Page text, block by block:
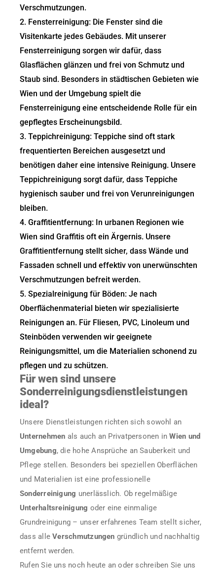
Verschmutzungen.
2. Fensterreinigung: Die Fenster sind die
Visitenkarte jedes Gebäudes. Mit unserer
Fensterreinigung sorgen wir dafür, dass
Glasflächen glänzen und frei von Schmutz und
Staub sind. Besonders in städtischen Gebieten wie
Wien und der Umgebung spielt die
Fensterreinigung eine entscheidende Rolle für ein
gepflegtes Erscheinungsbild.
3. Teppichreinigung: Teppiche sind oft stark
frequentierten Bereichen ausgesetzt und
benötigen daher eine intensive Reinigung. Unsere
Teppichreinigung sorgt dafür, dass Teppiche
hygienisch sauber und frei von Verunreinigungen
bleiben.
4. Graffitientfernung: In urbanen Regionen wie
Wien sind Graffitis oft ein Ärgernis. Unsere
Graffitientfernung stellt sicher, dass Wände und
Fassaden schnell und effektiv von unerwünschten
Verschmutzungen befreit werden.
5. Spezialreinigung für Böden: Je nach
Oberflächenmaterial bieten wir spezialisierte
Reinigungen an. Für Fliesen, PVC, Linoleum und
Steinböden verwenden wir geeignete
Reinigungsmittel, um die Materialien schonend zu
pflegen und zu schützen.
Für wen sind unsere
Sonderreinigungsdienstleistungen
ideal?
Unsere Dienstleistungen richten sich sowohl an
Unternehmen als auch an Privatpersonen inWien und
Umgebung, die hohe Ansprüche an Sauberkeit und
Pflege stellen. Besonders bei speziellen Oberflächen
und Materialien ist eine professionelle
Sonderreinigung unerlässlich. Ob regelmäßige
Unterhaltsreinigung oder eine einmalige
Grundreinigung – unser erfahrenes Team stellt sicher,
dass alleVerschmutzungen gründlich und nachhaltig
entfernt werden.
Rufen Sie uns noch heute an oder schreiben Sie uns